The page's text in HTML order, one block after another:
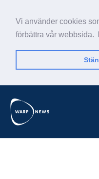
Vi använder cookies
förbättra vår webbsida.